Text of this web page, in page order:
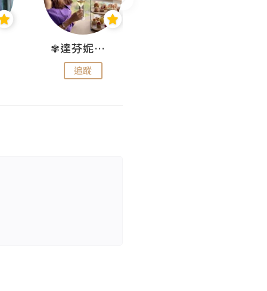
✾達芬妮•愛孩子•愛生活✾
追蹤